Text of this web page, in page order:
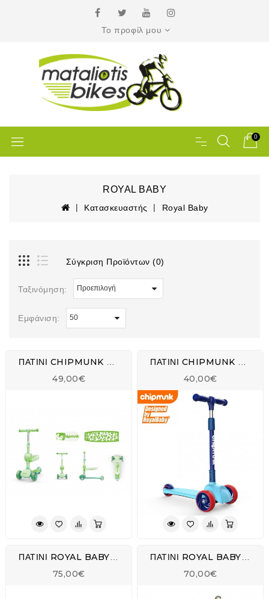
Το προφίλ μου
0
ROYAL BABY
Κατασκευαστής Royal Baby
Σύγκριση Προϊόντων (0)
Ταξινόμηση:
Εμφάνιση:
49,00€ 40,00€
75,00€ 70,00€